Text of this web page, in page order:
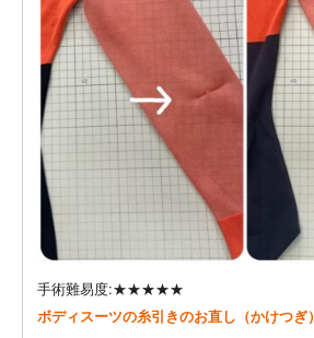
手術難易度:★★★★★
ボディスーツの糸引きのお直し（かけつぎ）